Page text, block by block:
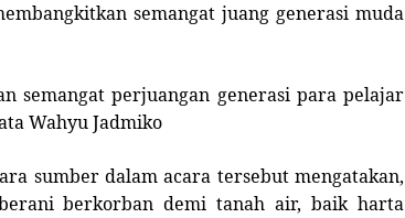
semangat juang generasi muda
semangat perjuangan generasi para pelajar
Wahyu Jadmiko
sumber dalam acara tersebut mengatakan,
berkorban demi tanah air, baik harta